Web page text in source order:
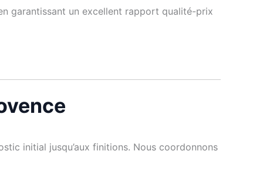
garantissant un excellent rapport qualité-prix
initial jusqu’aux finitions. Nous coordonnons